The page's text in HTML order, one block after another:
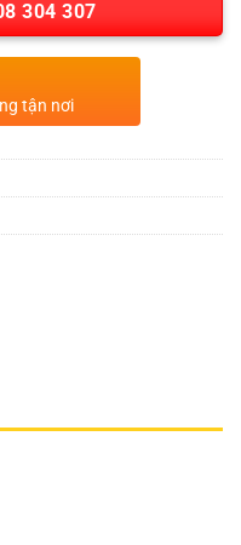
304 307
tận nơi